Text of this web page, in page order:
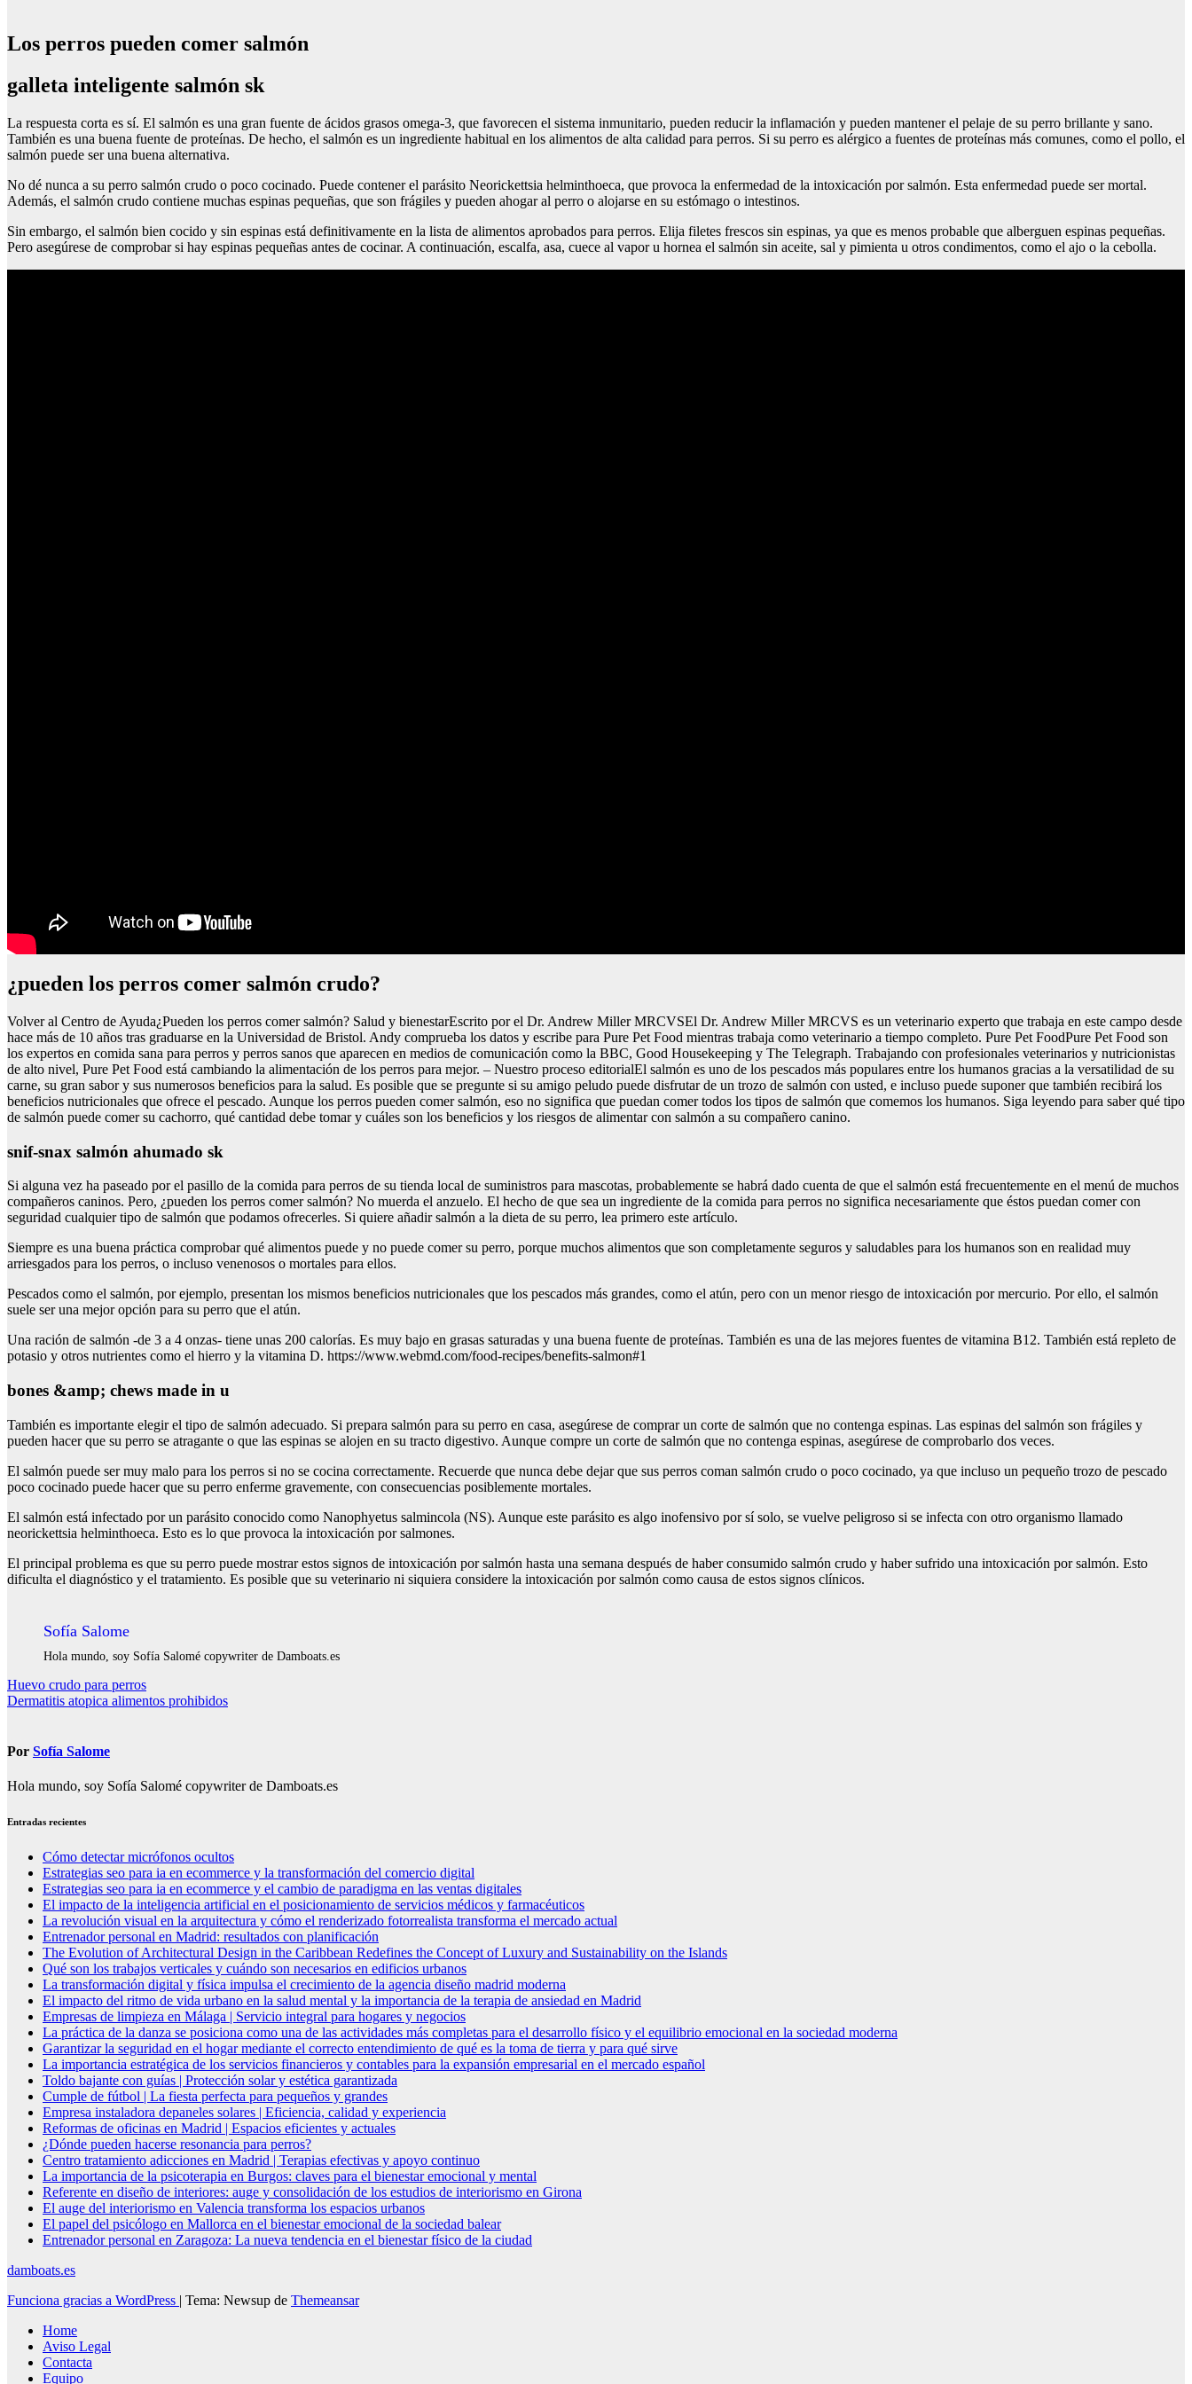
Los perros pueden comer salmón
galleta inteligente salmón sk
La respuesta corta es sí. El salmón es una gran fuente de ácidos grasos omega-3, que favorecen el sistema inmunitario, pueden reducir la inflamación y pueden mantener el pelaje de su perro brillante y sano.
También es una buena fuente de proteínas. De hecho, el salmón es un ingrediente habitual en los alimentos de alta calidad para perros. Si su perro es alérgico a fuentes de proteínas más comunes, como el pollo, el
salmón puede ser una buena alternativa.
No dé nunca a su perro salmón crudo o poco cocinado. Puede contener el parásito Neorickettsia helminthoeca, que provoca la enfermedad de la intoxicación por salmón. Esta enfermedad puede ser mortal.
Además, el salmón crudo contiene muchas espinas pequeñas, que son frágiles y pueden ahogar al perro o alojarse en su estómago o intestinos.
Sin embargo, el salmón bien cocido y sin espinas está definitivamente en la lista de alimentos aprobados para perros. Elija filetes frescos sin espinas, ya que es menos probable que alberguen espinas pequeñas.
Pero asegúrese de comprobar si hay espinas pequeñas antes de cocinar. A continuación, escalfa, asa, cuece al vapor u hornea el salmón sin aceite, sal y pimienta u otros condimentos, como el ajo o la cebolla.
¿pueden los perros comer salmón crudo?
Volver al Centro de Ayuda¿Pueden los perros comer salmón? Salud y bienestarEscrito por el Dr. Andrew Miller MRCVSEl Dr. Andrew Miller MRCVS es un veterinario experto que trabaja en este campo desde
hace más de 10 años tras graduarse en la Universidad de Bristol. Andy comprueba los datos y escribe para Pure Pet Food mientras trabaja como veterinario a tiempo completo. Pure Pet FoodPure Pet Food son
los expertos en comida sana para perros y perros sanos que aparecen en medios de comunicación como la BBC, Good Housekeeping y The Telegraph. Trabajando con profesionales veterinarios y nutricionistas
de alto nivel, Pure Pet Food está cambiando la alimentación de los perros para mejor. – Nuestro proceso editorialEl salmón es uno de los pescados más populares entre los humanos gracias a la versatilidad de su
carne, su gran sabor y sus numerosos beneficios para la salud. Es posible que se pregunte si su amigo peludo puede disfrutar de un trozo de salmón con usted, e incluso puede suponer que también recibirá los
beneficios nutricionales que ofrece el pescado. Aunque los perros pueden comer salmón, eso no significa que puedan comer todos los tipos de salmón que comemos los humanos. Siga leyendo para saber qué tipo
de salmón puede comer su cachorro, qué cantidad debe tomar y cuáles son los beneficios y los riesgos de alimentar con salmón a su compañero canino.
snif-snax salmón ahumado sk
Si alguna vez ha paseado por el pasillo de la comida para perros de su tienda local de suministros para mascotas, probablemente se habrá dado cuenta de que el salmón está frecuentemente en el menú de muchos
compañeros caninos. Pero, ¿pueden los perros comer salmón? No muerda el anzuelo. El hecho de que sea un ingrediente de la comida para perros no significa necesariamente que éstos puedan comer con
seguridad cualquier tipo de salmón que podamos ofrecerles. Si quiere añadir salmón a la dieta de su perro, lea primero este artículo.
Siempre es una buena práctica comprobar qué alimentos puede y no puede comer su perro, porque muchos alimentos que son completamente seguros y saludables para los humanos son en realidad muy
arriesgados para los perros, o incluso venenosos o mortales para ellos.
Pescados como el salmón, por ejemplo, presentan los mismos beneficios nutricionales que los pescados más grandes, como el atún, pero con un menor riesgo de intoxicación por mercurio. Por ello, el salmón
suele ser una mejor opción para su perro que el atún.
Una ración de salmón -de 3 a 4 onzas- tiene unas 200 calorías. Es muy bajo en grasas saturadas y una buena fuente de proteínas. También es una de las mejores fuentes de vitamina B12. También está repleto de
potasio y otros nutrientes como el hierro y la vitamina D. https://www.webmd.com/food-recipes/benefits-salmon#1
bones &amp; chews made in u
También es importante elegir el tipo de salmón adecuado. Si prepara salmón para su perro en casa, asegúrese de comprar un corte de salmón que no contenga espinas. Las espinas del salmón son frágiles y
pueden hacer que su perro se atragante o que las espinas se alojen en su tracto digestivo. Aunque compre un corte de salmón que no contenga espinas, asegúrese de comprobarlo dos veces.
El salmón puede ser muy malo para los perros si no se cocina correctamente. Recuerde que nunca debe dejar que sus perros coman salmón crudo o poco cocinado, ya que incluso un pequeño trozo de pescado
poco cocinado puede hacer que su perro enferme gravemente, con consecuencias posiblemente mortales.
El salmón está infectado por un parásito conocido como Nanophyetus salmincola (NS). Aunque este parásito es algo inofensivo por sí solo, se vuelve peligroso si se infecta con otro organismo llamado
neorickettsia helminthoeca. Esto es lo que provoca la intoxicación por salmones.
El principal problema es que su perro puede mostrar estos signos de intoxicación por salmón hasta una semana después de haber consumido salmón crudo y haber sufrido una intoxicación por salmón. Esto
dificulta el diagnóstico y el tratamiento. Es posible que su veterinario ni siquiera considere la intoxicación por salmón como causa de estos signos clínicos.
Sofía Salome
Hola mundo, soy Sofía Salomé copywriter de Damboats.es
Navegación
de
Huevo crudo para perros
Dermatitis atopica alimentos prohibidos
Por Sofía Salome
Hola mundo, soy Sofía Salomé copywriter de Damboats.es
Entradas recientes
Cómo detectar micrófonos ocultos
Estrategias seo para ia en ecommerce y la transformación del comercio digital
Estrategias seo para ia en ecommerce y el cambio de paradigma en las ventas digitales
El impacto de la inteligencia artificial en el posicionamiento de servicios médicos y farmacéuticos
La revolución visual en la arquitectura y cómo el renderizado fotorrealista transforma el mercado actual
Entrenador personal en Madrid: resultados con planificación
The Evolution of Architectural Design in the Caribbean Redefines the Concept of Luxury and Sustainability on the Islands
Qué son los trabajos verticales y cuándo son necesarios en edificios urbanos
La transformación digital y física impulsa el crecimiento de la agencia diseño madrid moderna
El impacto del ritmo de vida urbano en la salud mental y la importancia de la terapia de ansiedad en Madrid
Empresas de limpieza en Málaga | Servicio integral para hogares y negocios
La práctica de la danza se posiciona como una de las actividades más completas para el desarrollo físico y el equilibrio emocional en la sociedad moderna
Garantizar la seguridad en el hogar mediante el correcto entendimiento de qué es la toma de tierra y para qué sirve
La importancia estratégica de los servicios financieros y contables para la expansión empresarial en el mercado español
Toldo bajante con guías | Protección solar y estética garantizada
Cumple de fútbol | La fiesta perfecta para pequeños y grandes
Empresa instaladora depaneles solares | Eficiencia, calidad y experiencia
Reformas de oficinas en Madrid | Espacios eficientes y actuales
¿Dónde pueden hacerse resonancia para perros?
Centro tratamiento adicciones en Madrid | Terapias efectivas y apoyo continuo
La importancia de la psicoterapia en Burgos: claves para el bienestar emocional y mental
Referente en diseño de interiores: auge y consolidación de los estudios de interiorismo en Girona
El auge del interiorismo en Valencia transforma los espacios urbanos
El papel del psicólogo en Mallorca en el bienestar emocional de la sociedad balear
Entrenador personal en Zaragoza: La nueva tendencia en el bienestar físico de la ciudad
damboats.es
Funciona gracias a WordPress | Tema: Newsup de Themeansar
Home
Aviso Legal
Contacta
Equipo